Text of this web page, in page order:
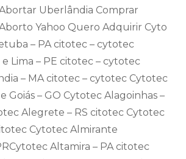
Uberlândia Comprar
Yahoo Quero Adquirir Cyto
– PA citotec – cytotec
Lima – PE citotec – cytotec
– MA citotec – cytotec Cytotec
Goiás – GO Cytotec Alagoinhas –
Alegrete – RS citotec Cytotec
Cytotec Almirante
Altamira – PA citotec